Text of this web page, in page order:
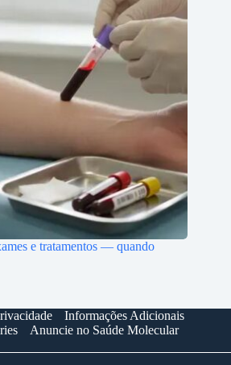
e tratamentos — quando
Informações Adicionais
Anuncie no Saúde Molecular